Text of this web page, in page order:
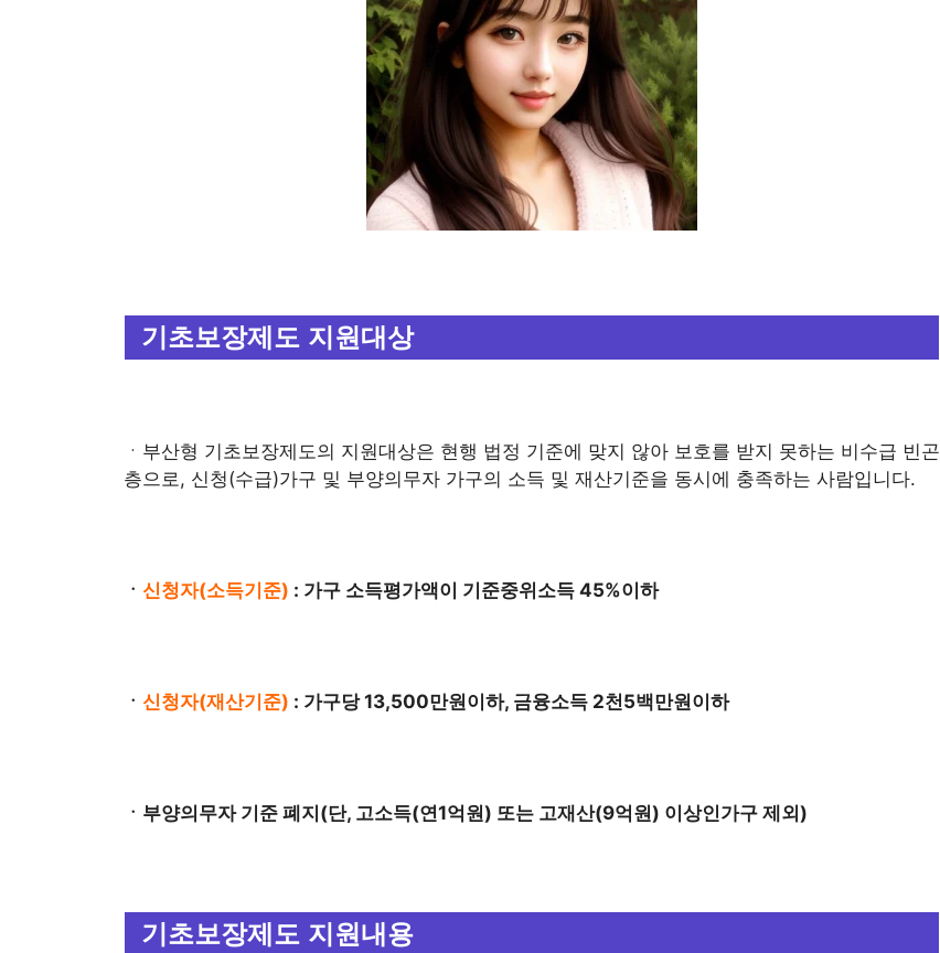
기초보장제도 지원대상
ㆍ부산형 기초보장제도의 지원대상은 현행 법정 기준에 맞지 않아 보호를 받지 못하는 비수급 빈곤
층으로, 신청(수급)가구 및 부양의무자 가구의 소득 및 재산기준을 동시에 충족하는 사람입니다.
ㆍ 신청자(소득기준) : 가구 소득평가액이 기준중위소득 45%이하
ㆍ 신청자(재산기준) : 가구당 13,500만원이하, 금융소득 2천5백만원이하
ㆍ부양의무자 기준 폐지(단, 고소득(연1억원) 또는 고재산(9억원) 이상인가구 제외)
기초보장제도 지원내용